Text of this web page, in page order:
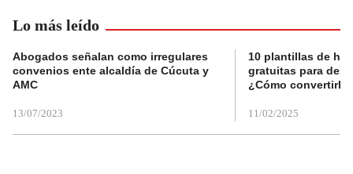
Lo más leído
Abogados señalan como irregulares
convenios ente alcaldía de Cúcuta y
AMC
13/07/2023
10 plantillas de
gratuitas para
¿Cómo convertirla
11/02/2025